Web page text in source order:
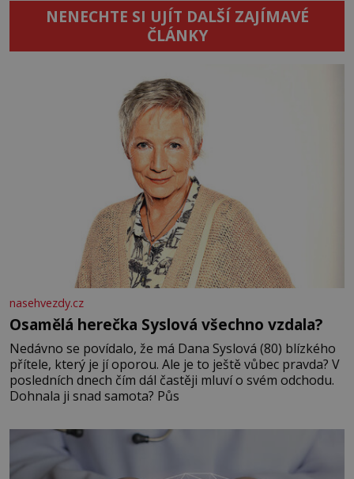
NENECHTE SI UJÍT DALŠÍ ZAJÍMAVÉ
ČLÁNKY
nasehvezdy.cz
Osamělá herečka Syslová všechno vzdala?
Nedávno se povídalo, že má Dana Syslová (80) blízkého
přítele, který je jí oporou. Ale je to ještě vůbec pravda? V
posledních dnech čím dál častěji mluví o svém odchodu.
Dohnala ji snad samota? Půs